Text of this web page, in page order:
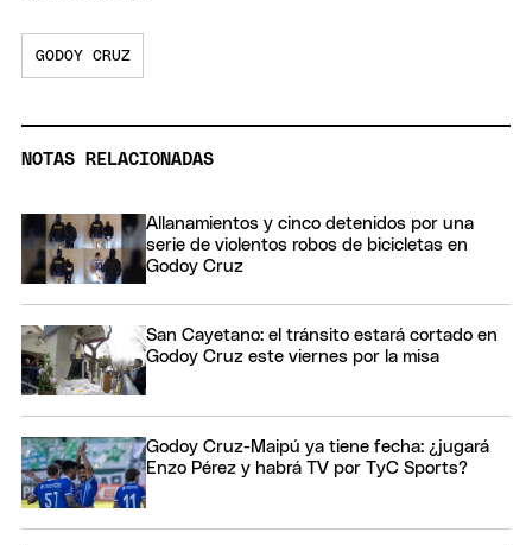
GODOY CRUZ
NOTAS RELACIONADAS
Allanamientos y cinco detenidos por una
serie de violentos robos de bicicletas en
Godoy Cruz
San Cayetano: el tránsito estará cortado en
Godoy Cruz este viernes por la misa
Godoy Cruz-Maipú ya tiene fecha: ¿jugará
Enzo Pérez y habrá TV por TyC Sports?